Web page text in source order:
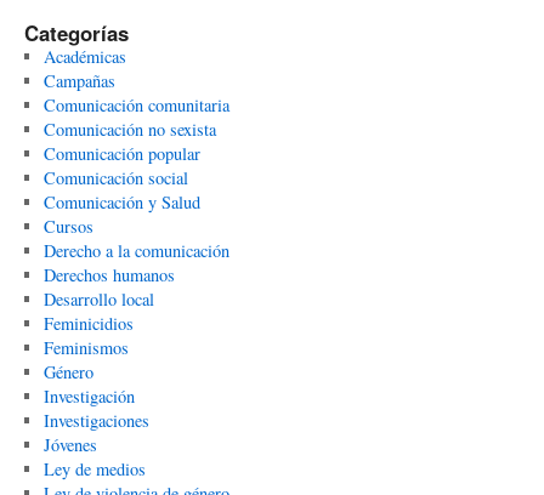
Categorías
Académicas
Campañas
Comunicación comunitaria
Comunicación no sexista
Comunicación popular
Comunicación social
Comunicación y Salud
Cursos
Derecho a la comunicación
Derechos humanos
Desarrollo local
Feminicidios
Feminismos
Género
Investigación
Investigaciones
Jóvenes
Ley de medios